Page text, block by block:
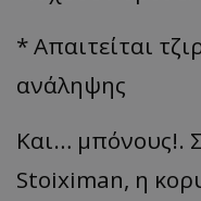
* Απαιτείται
ανάληψης
Και… μπόνους!.
Stoiximan, η